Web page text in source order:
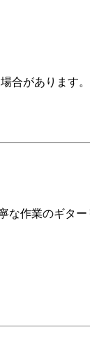
合があります。
な作業のギタ